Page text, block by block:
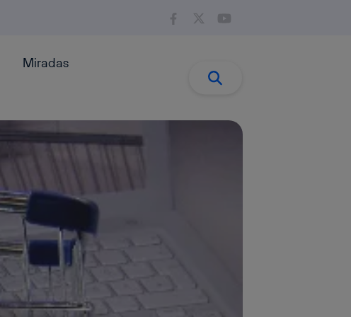
Miradas
Buscar